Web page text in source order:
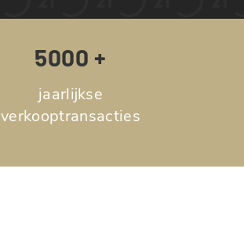
5000 +
jaarlijkse
verkooptransacties